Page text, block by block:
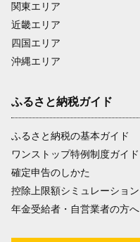
関東エリア
近畿エリア
四国エリア
沖縄エリア
ふるさと納税ガイド
ふるさと納税の基本ガイド
ワンストップ特例制度ガイド
確定申告のしかた
控除上限額シミュレーション
年金受給者・自営業者の方へ